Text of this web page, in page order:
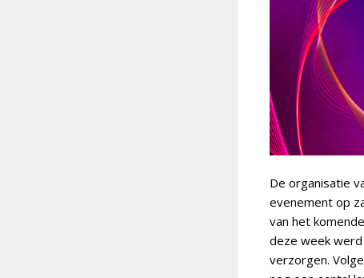
De organisatie
evenement op
van het
deze week
verzorgen.